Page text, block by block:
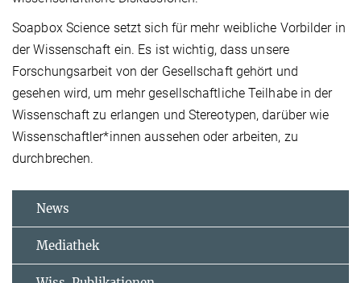
Soapbox Science setzt sich für mehr weibliche Vorbilder in
der Wissenschaft ein. Es ist wichtig, dass unsere
Forschungsarbeit von der Gesellschaft gehört und
gesehen wird, um mehr gesellschaftliche Teilhabe in der
Wissenschaft zu erlangen und Stereotypen, darüber wie
Wissenschaftler*innen aussehen oder arbeiten, zu
durchbrechen.
News
Mediathek